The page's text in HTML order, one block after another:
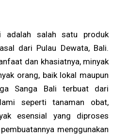
adalah salah satu produk
dari Pulau Dewata, Bali.
dan khasiatnya, minyak
orang, baik lokal maupun
Sanga Bali terbuat dari
seperti tanaman obat,
esensial yang diproses
menggunakan